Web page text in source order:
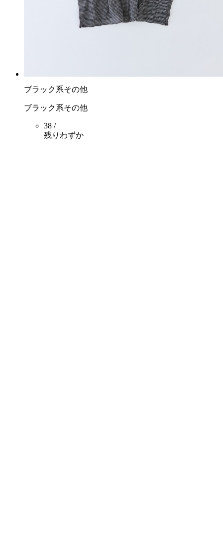
ブラック系その他
ブラック系その他
38 /
残りわずか